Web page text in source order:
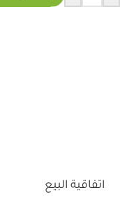
اتفاقية البيع